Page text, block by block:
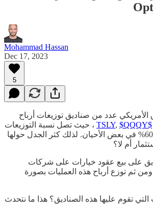
Mohammad Hassan
Dec 17, 2023
5
عدد من صناديق توزيعات أرباح
$TSLY
, $QQQY
، حيث تصل نسبة التوزيعات
في هذه الصناديق إلى 60% في بعض الأحيان. لذلك كثر الجدل حولها
أم لا؟
على بيع عقود خيارات على شركات
ثم توزع أرباح هذه العمليات بصورة
تقوم عليها هذه الصناديق؟ هذا ما نتحدث